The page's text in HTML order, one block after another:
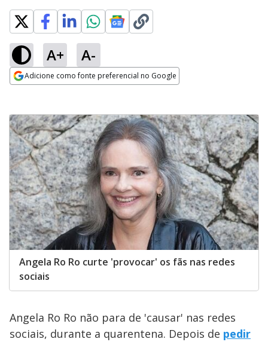
A+ A-
Adicione como fonte preferencial no Google
Angela Ro Ro curte 'provocar' os fãs nas redes
sociais
Angela Ro Ro não para de 'causar' nas redes
sociais, durante a quarentena. Depois de pedir